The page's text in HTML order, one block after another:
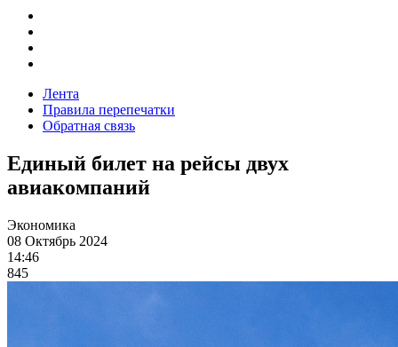
Лента
Правила перепечатки
Обратная связь
Единый билет на рейсы двух
авиакомпаний
Экономика
08 Октябрь 2024
14:46
845